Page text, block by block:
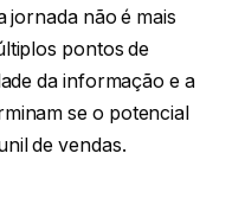
jornada não é mais
pontos de
da informação e a
se o potencial
de vendas.